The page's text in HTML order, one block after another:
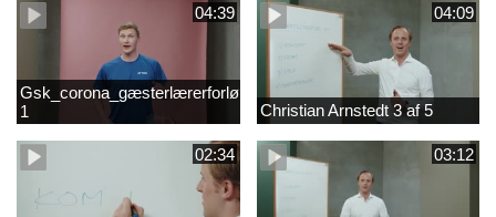
04:39
Gsk_corona_gæsterlærerforløb_Axelsen_del
1
04:09
Christian Arnstedt 3 af 5
02:34 03:12